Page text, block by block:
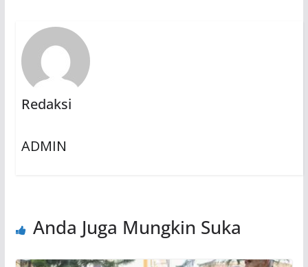
Redaksi
ADMIN
Anda Juga Mungkin Suka